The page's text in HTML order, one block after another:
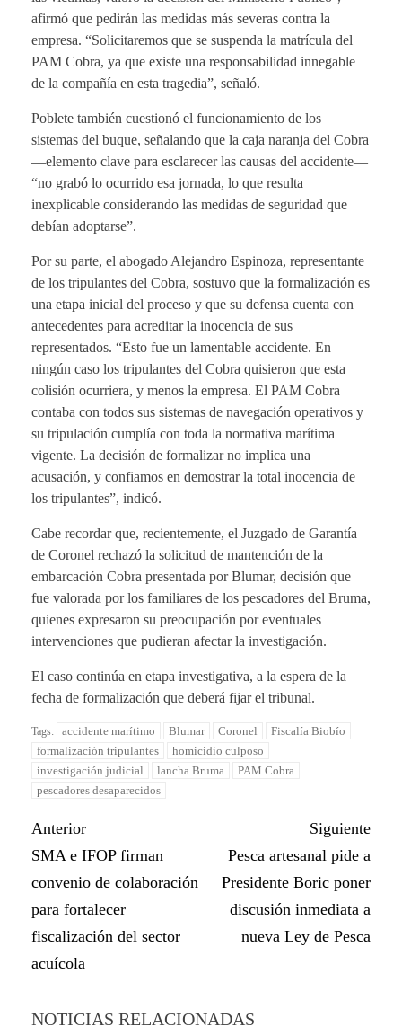
afirmó que pedirán las medidas más severas contra la
empresa. “Solicitaremos que se suspenda la matrícula del
PAM Cobra, ya que existe una responsabilidad innegable
de la compañía en esta tragedia”, señaló.
Poblete también cuestionó el funcionamiento de los
sistemas del buque, señalando que la caja naranja del Cobra
—elemento clave para esclarecer las causas del accidente—
“no grabó lo ocurrido esa jornada, lo que resulta
inexplicable considerando las medidas de seguridad que
debían adoptarse”.
Por su parte, el abogado Alejandro Espinoza, representante
de los tripulantes del Cobra, sostuvo que la formalización es
una etapa inicial del proceso y que su defensa cuenta con
antecedentes para acreditar la inocencia de sus
representados. “Esto fue un lamentable accidente. En
ningún caso los tripulantes del Cobra quisieron que esta
colisión ocurriera, y menos la empresa. El PAM Cobra
contaba con todos sus sistemas de navegación operativos y
su tripulación cumplía con toda la normativa marítima
vigente. La decisión de formalizar no implica una
acusación, y confiamos en demostrar la total inocencia de
los tripulantes”, indicó.
Cabe recordar que, recientemente, el Juzgado de Garantía
de Coronel rechazó la solicitud de mantención de la
embarcación Cobra presentada por Blumar, decisión que
fue valorada por los familiares de los pescadores del Bruma,
quienes expresaron su preocupación por eventuales
intervenciones que pudieran afectar la investigación.
El caso continúa en etapa investigativa, a la espera de la
fecha de formalización que deberá fijar el tribunal.
Tags: accidente marítimo Blumar Coronel
Fiscalía Biobío
formalización tripulantes
homicidio culposo
investigación judicial
lancha Bruma
PAM Cobra
pescadores desaparecidos
Anterior
SMA e IFOP firman
convenio de colaboración
para fortalecer
fiscalización del sector
acuícola
Siguiente
Pesca artesanal pide a
Presidente Boric poner
discusión inmediata a
nueva Ley de Pesca
NOTICIAS RELACIONADAS